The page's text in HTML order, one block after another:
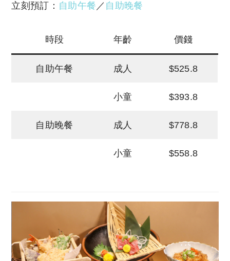
立刻預訂： 自助午餐 ／ 自助晚餐
時段 年齡 價錢
自助午餐 成人 $525.8
小童 $393.8
自助晚餐 成人 $778.8
小童 $558.8